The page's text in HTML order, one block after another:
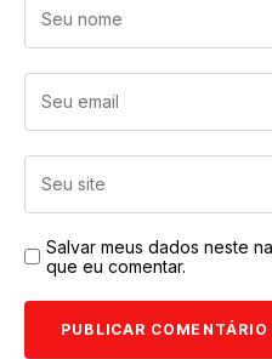
Salvar meus dados neste
que eu comentar.